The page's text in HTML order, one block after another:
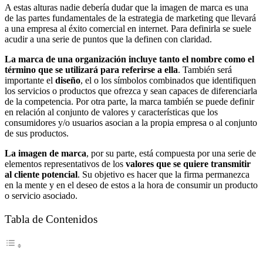
A estas alturas nadie debería dudar que la imagen de marca es una
de las partes fundamentales de la estrategia de marketing que llevará
a una empresa al éxito comercial en internet. Para definirla se suele
acudir a una serie de puntos que la definen con claridad.
La marca de una organización incluye tanto el nombre como el
término que se utilizará para referirse a ella. También será
importante el diseño, el o los símbolos combinados que identifiquen
los servicios o productos que ofrezca y sean capaces de diferenciarla
de la competencia. Por otra parte, la marca también se puede definir
en relación al conjunto de valores y características que los
consumidores y/o usuarios asocian a la propia empresa o al conjunto
de sus productos.
La imagen de marca, por su parte, está compuesta por una serie de
elementos representativos de los valores que se quiere transmitir
al cliente potencial. Su objetivo es hacer que la firma permanezca
en la mente y en el deseo de estos a la hora de consumir un producto
o servicio asociado.
Tabla de Contenidos